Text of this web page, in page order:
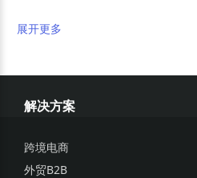
1. 术语释义
在本条款及细则中，以下专业术语
1.1 “符合条件的交易”指下列任何一
1.1.1 被推荐人向供应商和服务
展开更多
解决方案
跨境电商
外贸B2B